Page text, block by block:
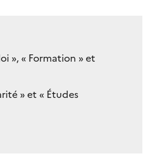
», « Formation »et
» et « Études